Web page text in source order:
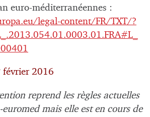
euro-méditerranéennes :
legal-content/FR/TXT/?
février 2016
reprend les règles actuelles
mais elle est en cours de